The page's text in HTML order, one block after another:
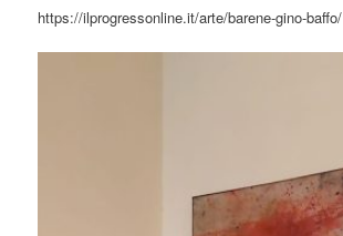
https://ilprogressonline.it/arte/barene-gino-baffo/